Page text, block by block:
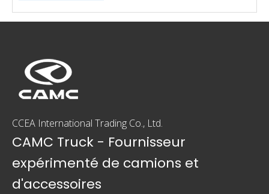
CCEA International Trading Co., Ltd.
CAMC Truck - Fournisseur
expérimenté de camions et
d'accessoires